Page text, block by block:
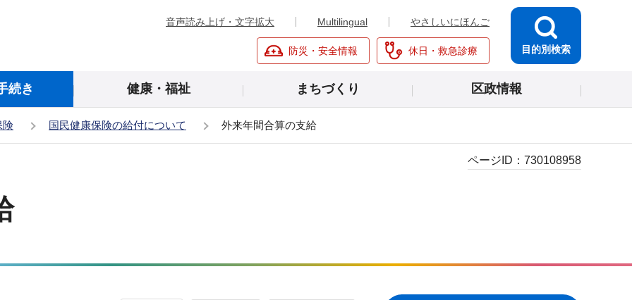
音声読み上げ・文字拡大 Multilingual やさしいにほんご
防災・安全情報 休日・救急診療 目的別検索
続き 健康・福祉 まちづくり 区政情報
険 国民健康保険の給付について 外来年間合算の支給
ページID： 730108958